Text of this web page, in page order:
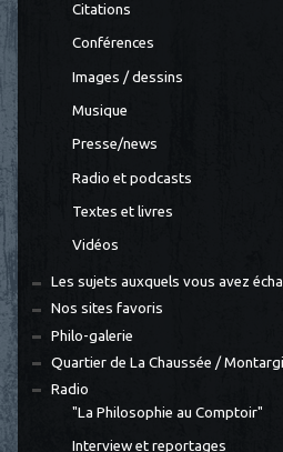
Citations
Conférences
Images / dessins
Musique
Presse/news
Radio et podcasts
Textes et livres
Vidéos
Les sujets auxquels vous avez
Nos sites favoris
Philo-galerie
Quartier de La Chaussée /
Radio
"La Philosophie au Comptoir"
Interview et reportages